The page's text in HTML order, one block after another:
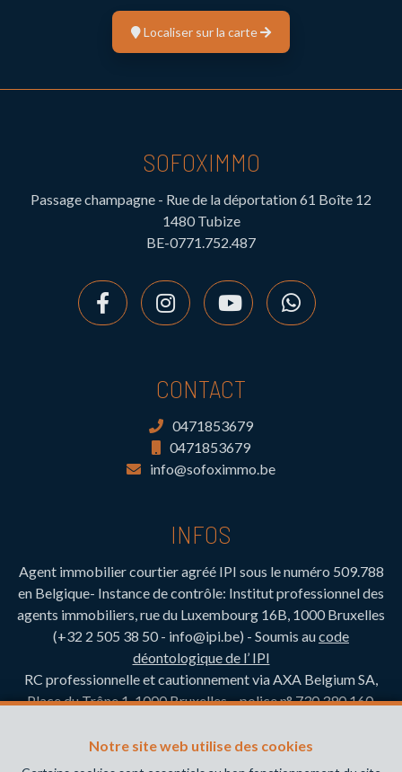
Localiser sur la carte
Notre site web utilise des cookies
SOFOXIMMO
Passage champagne - Rue de la déportation 61 Boîte 12
1480 Tubize
BE-0771.752.487
CONTACT
0471853679
0471853679
info@sofoximmo.be
INFOS
Agent immobilier courtier agréé IPI sous le numéro 509.788
en Belgique- Instance de contrôle: Institut professionnel des
agents immobiliers, rue du Luxembourg 16B, 1000 Bruxelles
(+32 2 505 38 50 - info@ipi.be) - Soumis aucode
déontologique de l’ IPI
RC professionnelle et cautionnement via AXA Belgium SA,
Place du Trône 1, 1000 Bruxelles – police n° 730.390.160.
Adresse du siège: Sofoximmo SRL, rue Brison 52, 1480